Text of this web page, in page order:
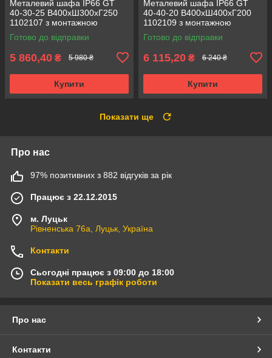
Металевий шафа IP66 GT
40-30-25 В400хШ300хГ250
1102107 з монтажною
панеллю (розподільчий, 1
замок)
Готово до відправки
5 860,40 ₴ 5 980 ₴
Купити
Металевий шафа IP66 GT
40-40-20 В400хШ400хГ200
1102109 з монтажною
панеллю (розподільчий, 1
замок)
Готово до відправки
6 115,20 ₴ 6 240 ₴
Купити
Показати ще
Про нас
97% позитивних з 882 відгуків за рік
Працює з 22.12.2015
м. Луцьк
Рівненська 76а, Луцьк, Україна
Контакти
Сьогодні працює з 09:00 до 18:00
Показати весь графік роботи
Про нас
Контакти